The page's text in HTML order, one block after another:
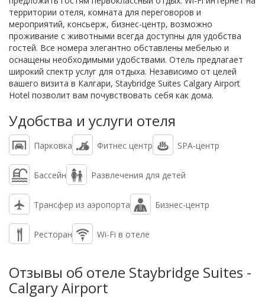
территории отеля, комната для переговоров и
мероприятий, консьерж, бизнес-центр, возможно
проживание с животными всегда доступны для удобства
гостей. Все номера элегантно обставлены мебелью и
оснащены необходимыми удобствами. Отель предлагает
широкий спектр услуг для отдыха. Независимо от целей
вашего визита в Калгари, Staybridge Suites Calgary Airport
Hotel позволит вам почувствовать себя как дома.
Удобства и услуги отеля
Парковка Фитнес центр SPA-центр
Бассейн Развлечения для детей
Трансфер из аэропорта Бизнес-центр
Ресторан Wi-Fi в отеле
Отзывы об отеле Staybridge Suites -
Calgary Airport